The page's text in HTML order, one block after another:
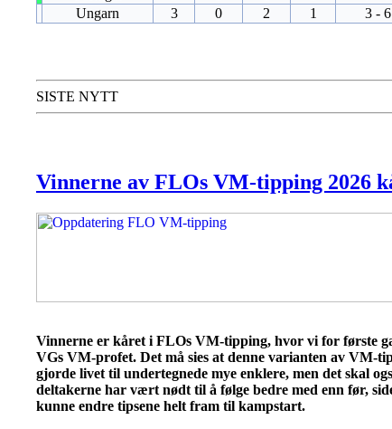
Ungarn
3 0 2 1 3 - 6
SISTE NYTT
Vinnerne av FLOs VM-tipping 2026
Vinnerne er kåret i FLOs VM-tipping, hvor vi for første
VGs VM-profet. Det må sies at denne varianten av VM-
gjorde livet til undertegnede mye enklere, men det skal
deltakerne har vært nødt til å følge bedre med enn før,
kunne endre tipsene helt fram til kampstart.